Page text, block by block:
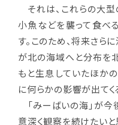
それは、これらの大
小魚などを襲って食べ
す。このため、将来さら
が北の海域へと分布を
もと生息していたほか
に何らかの影響が出てく
「みーばいの海」が今
意深く観察を続けたいと